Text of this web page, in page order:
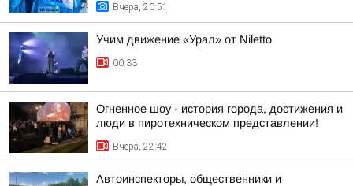
Вчера, 20:51
Учим движение «Урал» от Niletto
00:33
Огненное шоу - история города, достижения и
люди в пиротехническом представлении!
Вчера, 22:42
Автоинспекторы, общественники и